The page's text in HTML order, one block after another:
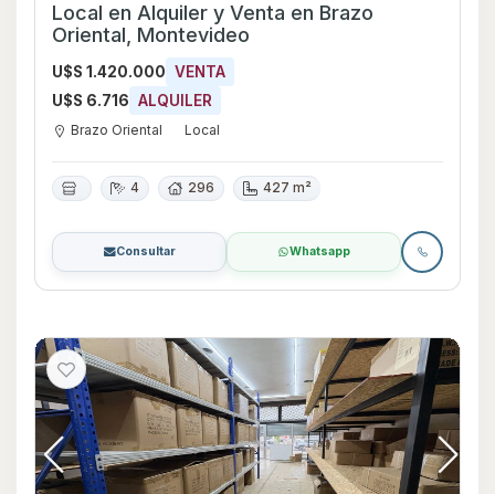
Local en Alquiler y Venta en Brazo
Oriental, Montevideo
U$S 1.420.000 VENTA
U$S 6.716 ALQUILER
Brazo Oriental Local
4 296 427 m²
Consultar Whatsapp